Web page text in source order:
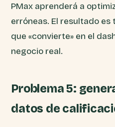
PMax aprenderá a
erróneas. El resultado
que «convierte» en el
negocio real.
Problema 5:
datos de